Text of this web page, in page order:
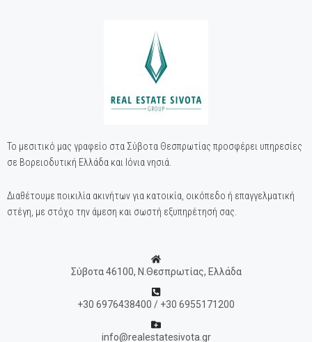
Το μεσιτικό μας γραφείο στα Σύβοτα Θεσπρωτίας προσφέρει υπηρεσίες
σε Βορειοδυτική Ελλάδα και Ιόνια νησιά.
Διαθέτουμε ποικιλία ακινήτων για κατοικία, οικόπεδο ή επαγγελματική
στέγη, με στόχο την άμεση και σωστή εξυπηρέτησή σας.
Σύβοτα 46100, Ν.Θεσπρωτίας, Ελλάδα
+30 6976438400 / +30 6955171200
info@realestatesivota.gr